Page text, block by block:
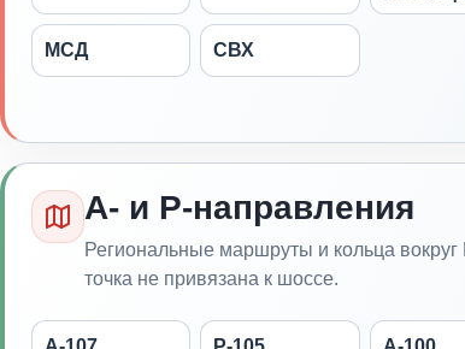
МСД СВХ
А- и Р-направления
Региональные маршруты и кольца
точка не привязана к шоссе.